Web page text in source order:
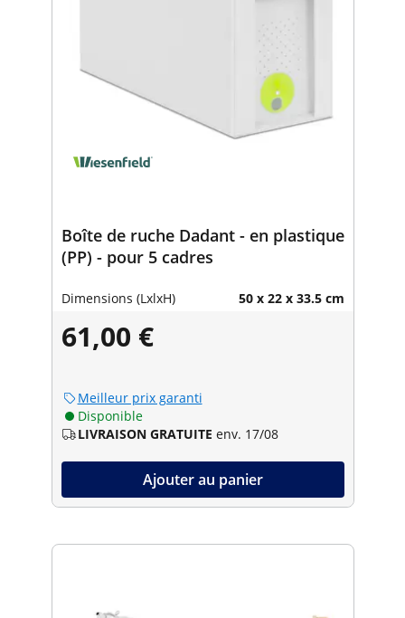
Boîte de ruche Dadant - en plastique
(PP) - pour 5 cadres
Dimensions (LxlxH) 50 x 22 x 33.5 cm
61,00 €
Meilleur prix garanti
Disponible
LIVRAISON GRATUITE env. 17/08
Ajouter au panier